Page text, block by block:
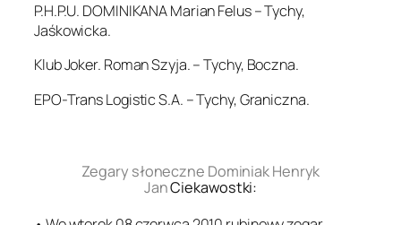
P.H.P.U. DOMINIKANA Marian Felus – Tychy,
Jaśkowicka.
Klub Joker. Roman Szyja. – Tychy, Boczna.
EPO-Trans Logistic S.A. – Tychy, Graniczna.
Zegary słoneczne Dominiak Henryk
JanCiekawostki: